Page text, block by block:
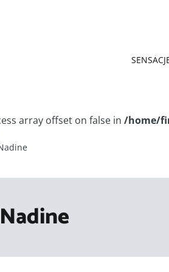
array offset on false in /home/
Nadine